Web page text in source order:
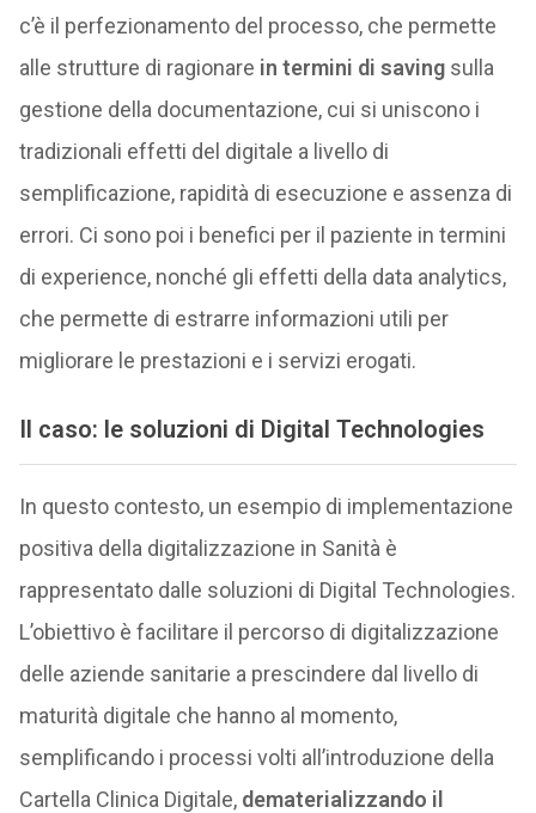
c’è il perfezionamento del processo, che permette
alle strutture di ragionare in termini di savingsulla
gestione della documentazione, cui si uniscono i
tradizionali effetti del digitale a livello di
semplificazione, rapidità di esecuzione e assenza di
errori. Ci sono poi i benefici per il paziente in termini
di experience, nonché gli effetti della data analytics,
che permette di estrarre informazioni utili per
migliorare le prestazioni e i servizi erogati.
Il caso: le soluzioni di Digital Technologies
In questo contesto, un esempio di implementazione
positiva della digitalizzazione in Sanità è
rappresentato dalle soluzioni di Digital Technologies.
L’obiettivo è facilitare il percorso di digitalizzazione
delle aziende sanitarie a prescindere dal livello di
maturità digitale che hanno al momento,
semplificando i processi volti all’introduzione della
Cartella Clinica Digitale, dematerializzando il